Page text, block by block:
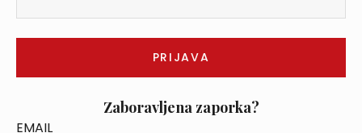
Zaboravljena zaporka?
EMAIL